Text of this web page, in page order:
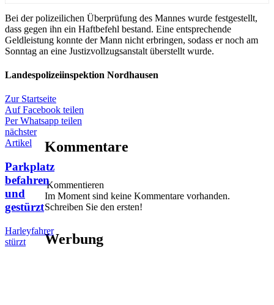
Bei der polizeilichen Überprüfung des Mannes wurde festgestellt,
dass gegen ihn ein Haftbefehl bestand. Eine entsprechende
Geldleistung konnte der Mann nicht erbringen, sodass er noch am
Sonntag an eine Justizvollzugsanstalt überstellt wurde.
Landespolizeiinspektion Nordhausen
Zur Startseite
Auf Facebook teilen
Per Whatsapp teilen
nächster
Artikel
Parkplatz
befahren
und
gestürzt
Harleyfahrer
stürzt
Kommentare
Kommentieren
Im Moment sind keine Kommentare vorhanden.
Schreiben Sie den ersten!
Werbung